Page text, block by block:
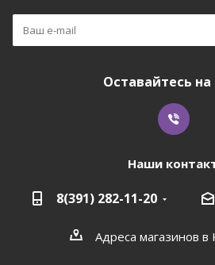
Оставайтесь на
Наши
8(391) 282-11-20
Адреса магазинов в